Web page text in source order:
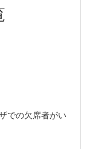
での欠席者がい